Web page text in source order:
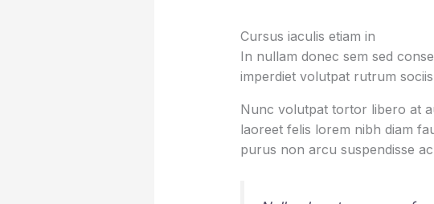
Cursus iaculis etiam in
In nullam donec sem sed
imperdiet volutpat rutrum
Nunc volutpat tortor libero at
laoreet felis lorem nibh diam
purus non arcu suspendisse